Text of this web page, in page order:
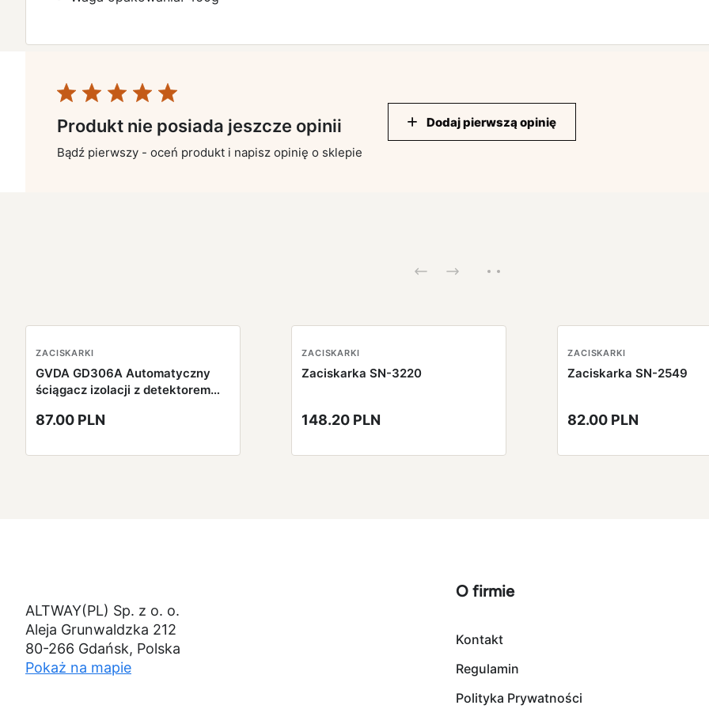
Produkt nie posiada jeszcze opinii
Bądź pierwszy - oceń produkt i napisz opinię o sklepie
Dodaj pierwszą opinię
ZACISKARKI
GVDA GD306A Automatyczny
ściągacz izolacji z detektorem
87.00 PLN
ZACISKARKI
Zaciskarka SN-3220
148.20 PLN
ZACISKARKI
Zaciskarka SN-2549
82.00 PLN
ALTWAY(PL) Sp. z o. o.
Aleja Grunwaldzka 212
80-266 Gdańsk, Polska
Pokaż na mapie
O firmie
Kontakt
Regulamin
Polityka Prywatności